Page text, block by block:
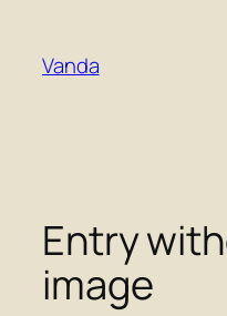
contenu
Vanda
Entry
image